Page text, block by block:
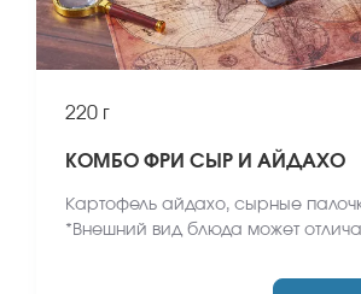
220 г
КОМБО ФРИ СЫР И АЙДАХО
Картофель айдахо, сырные
*Внешний вид блюда может